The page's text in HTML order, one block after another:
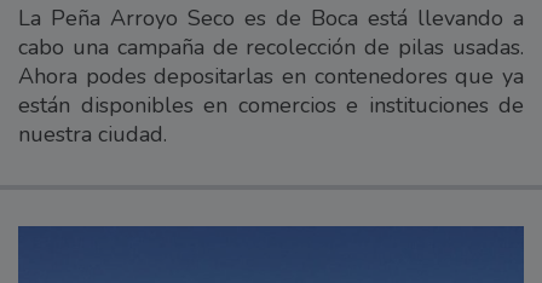
La Peña Arroyo Seco es de Boca está llevando a
cabo una campaña de recolección de pilas usadas.
Ahora podes depositarlas en contenedores que ya
están disponibles en comercios e instituciones de
nuestra ciudad.